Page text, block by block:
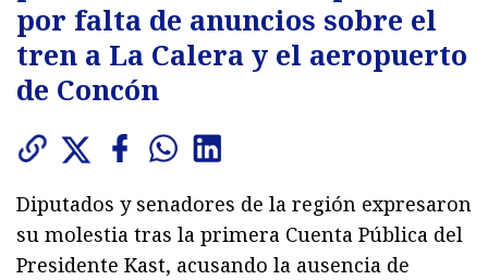
por falta de anuncios sobre el
tren a La Calera y el aeropuerto
de Concón
Diputados y senadores de la región expresaron
su molestia tras la primera Cuenta Pública del
Presidente Kast, acusando la ausencia de